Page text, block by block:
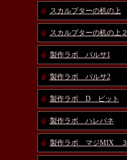
スカルプターの机の上
スカルプターの机の上２
製作ラボ バルサ1
製作ラボ バルサ2
製作ラボ D ビット
製作ラボ ハレパネ
製作ラボ マジMIX ３